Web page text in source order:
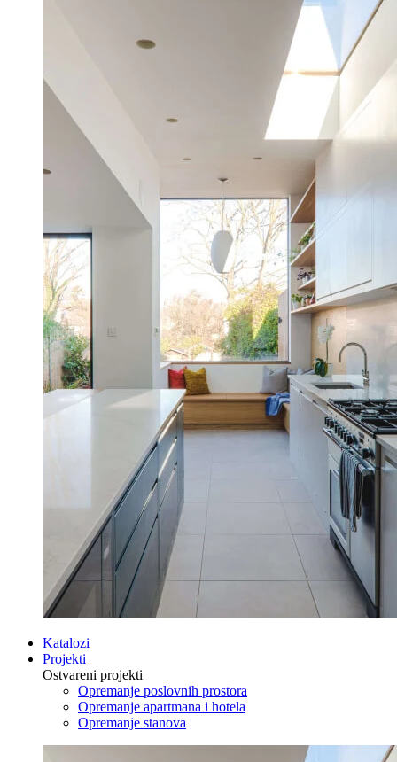
Katalozi
Projekti
Ostvareni projekti
Opremanje poslovnih prostora
Opremanje apartmana i hotela
Opremanje stanova